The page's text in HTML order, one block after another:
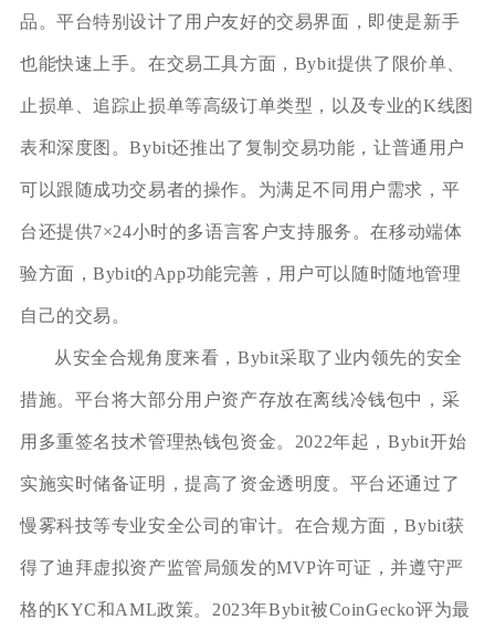
品。平台特别设计了用户友好的交易界面，即使是新手
也能快速上手。在交易工具方面，Bybit提供了限价单、
止损单、追踪止损单等高级订单类型，以及专业的K线图
表和深度图。Bybit还推出了复制交易功能，让普通用户
可以跟随成功交易者的操作。为满足不同用户需求，平
台还提供7×24小时的多语言客户支持服务。在移动端体
验方面，Bybit的App功能完善，用户可以随时随地管理
自己的交易。
从安全合规角度来看，Bybit采取了业内领先的安全
措施。平台将大部分用户资产存放在离线冷钱包中，采
用多重签名技术管理热钱包资金。2022年起，Bybit开始
实施实时储备证明，提高了资金透明度。平台还通过了
慢雾科技等专业安全公司的审计。在合规方面，Bybit获
得了迪拜虚拟资产监管局颁发的MVP许可证，并遵守严
格的KYC和AML政策。2023年Bybit被CoinGecko评为最